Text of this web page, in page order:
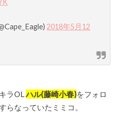
2018年5月12
ラOL ハル(藤崎小春)をフォロ
らなっていたミミコ。